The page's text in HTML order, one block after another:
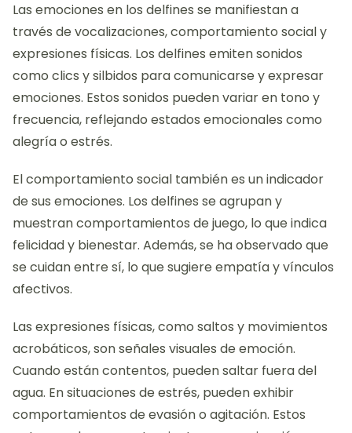
Las emociones en los delfines se manifiestan a
través de vocalizaciones, comportamiento social y
expresiones físicas. Los delfines emiten sonidos
como clics y silbidos para comunicarse y expresar
emociones. Estos sonidos pueden variar en tono y
frecuencia, reflejando estados emocionales como
alegría o estrés.
El comportamiento social también es un indicador
de sus emociones. Los delfines se agrupan y
muestran comportamientos de juego, lo que indica
felicidad y bienestar. Además, se ha observado que
se cuidan entre sí, lo que sugiere empatía y vínculos
afectivos.
Las expresiones físicas, como saltos y movimientos
acrobáticos, son señales visuales de emoción.
Cuando están contentos, pueden saltar fuera del
agua. En situaciones de estrés, pueden exhibir
comportamientos de evasión o agitación. Estos